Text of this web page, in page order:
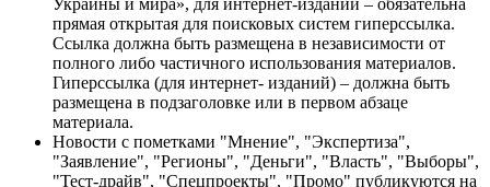
прямая открытая для поисковых систем гиперссылка.
Ссылка должна быть размещена в независимости от
полного либо частичного использования материалов.
Гиперссылка (для интернет- изданий) – должна быть
размещена в подзаголовке или в первом абзаце
материала.
Новости с пометками "Мнение", "Экспертиза",
"Заявление", "Регионы", "Деньги", "Власть", "Выборы",
"Тест-драйв", "Спецпроекты", "Промо" публикуются на